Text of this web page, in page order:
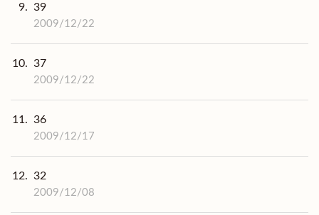
9. 39
2009/12/22
10. 37
2009/12/22
11. 36
2009/12/17
12. 32
2009/12/08